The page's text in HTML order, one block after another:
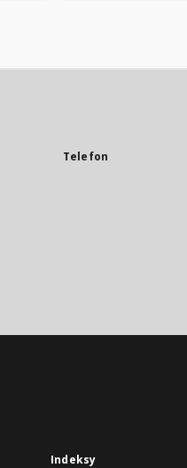
Telefon
Indeksy